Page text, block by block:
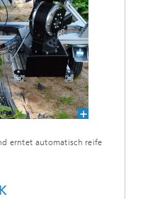
erntet automatisch reife